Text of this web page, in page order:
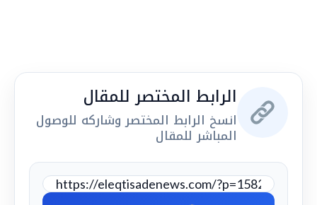
الرابط المختصر للمقال
انسخ الرابط المختصر وشاركه للوصول
المباشر للمقال